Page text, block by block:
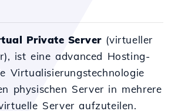
Private Server(virtueller
ist eine advanced Hosting-
Virtualisierungstechnologie
physischen Server in mehrere
Server aufzuteilen.